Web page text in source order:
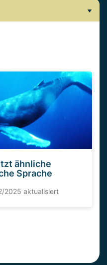
ähnliche
Sprache
2025 aktualisiert